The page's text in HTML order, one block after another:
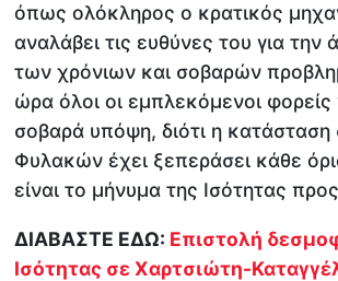
όπως ολόκληρος ο κρατικός
αναλάβει τις ευθύνες του για την
των χρόνιων και σοβαρών
ώρα όλοι οι εμπλεκόμενοι
σοβαρά υπόψη, διότι η
Φυλακών έχει ξεπεράσει κάθε
είναι το μήνυμα της Ισότητας
ΔΙΑΒΑΣΤΕ ΕΔΩ: Επιστολή
Ισότητας σε Χαρτσιώτη-